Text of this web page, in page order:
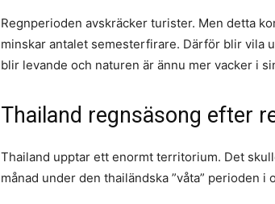
Regnperioden avskräcker turister. Men detta
minskar antalet semesterfirare. Därför blir vila
blir levande och naturen är ännu mer vacker i
Thailand regnsäsong efter
Thailand upptar ett enormt territorium. Det
månad under den thailändska ”våta” perioden